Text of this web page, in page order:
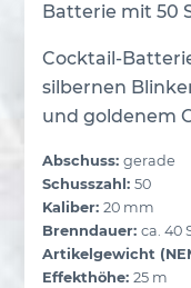
Batterie mit 50
Cocktail-
silbernen
und goldenem
Abschuss:gerade
Schusszahl:50
Kaliber:20 mm
Brenndauer:ca. 40
Artikelgewicht
Effekthöhe:25 m